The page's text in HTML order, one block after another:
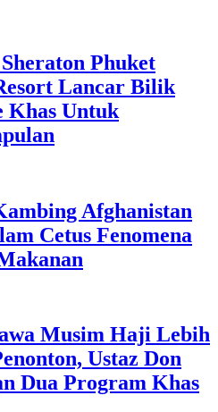
Phuket
Lancar Bilik
Khas Untuk
Afghanistan
Cetus Fenomena
Musim Haji Lebih
Ustaz Don
Dua Program Khas